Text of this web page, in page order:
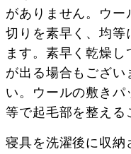
がありません。ウー
切りを素早く、均等
ます。素早く乾燥
が出る場合もござい
い。ウールの敷きパ
等で起毛部を整える
寝具を洗濯後に収納